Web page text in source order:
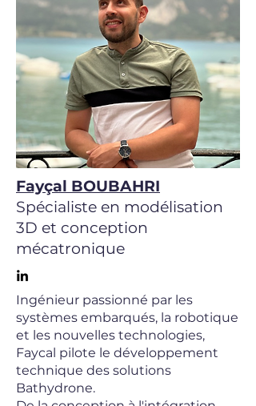
Fayçal BOUBAHRI
Spécialiste en modélisation
3D et conception
mécatronique
Ingénieur passionné par les
systèmes embarqués, la robotique
et les nouvelles technologies,
Faycal pilote le développement
technique des solutions
Bathydrone.